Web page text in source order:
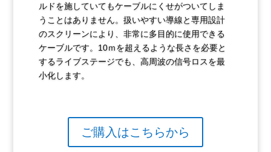
ルドを施していてもケーブルにくせがついてしま
うことはありません。扱いやすい導線と専用設計
のスクリーンにより、非常に多目的に使用できる
ケーブルです。10ｍを超えるような長さを必要と
するライブステージでも、高周波の信号ロスを最
小化します。
ご購入はこちらから